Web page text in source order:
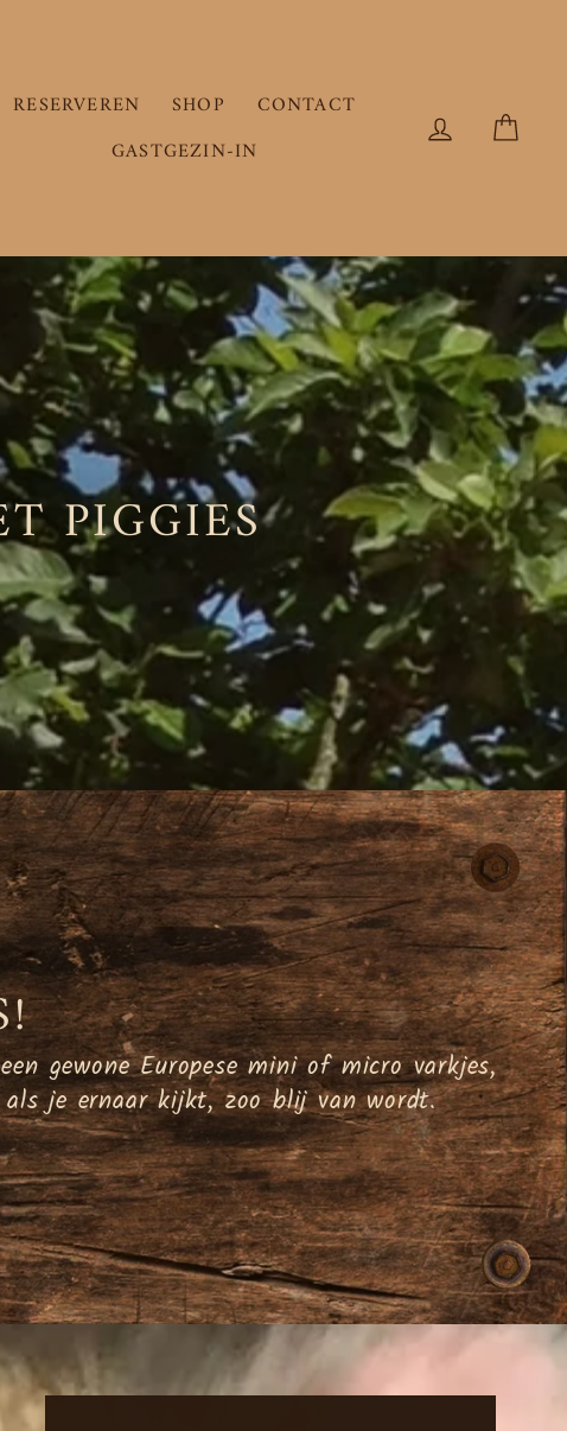
RESERVEREN SHOP
CONTACT
GASTGEZIN-IN
INLOGGEN
PIGGIES
gewone Europese mini of micro varkjes,
je ernaar kijkt, zoo blij van wordt.